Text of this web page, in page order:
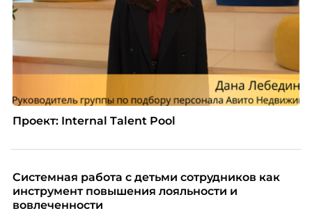
Проект: Internal Talent Pool
Системная работа с детьми сотрудников как
инструмент повышения лояльности и
вовлеченности